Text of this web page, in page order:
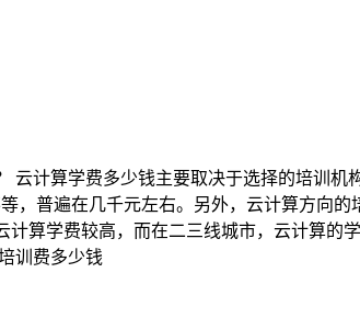
云计算学费多少钱主要取决于选择的培训
，普遍在几千元左右。另外，云计算方向
计算学费较高，而在二三线城市，云计算
训费多少钱